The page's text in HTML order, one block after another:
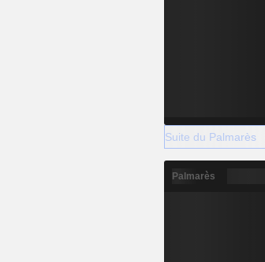
Suite du Palmarès
Palmarès